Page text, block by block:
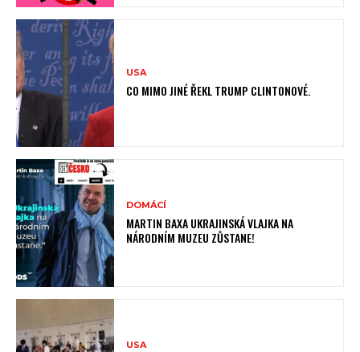
USA
CO MIMO JINÉ ŘEKL TRUMP CLINTONOVÉ.
DOMÁCÍ
MARTIN BAXA UKRAJINSKÁ VLAJKA NA
NÁRODNÍM MUZEU ZŮSTANE!
USA